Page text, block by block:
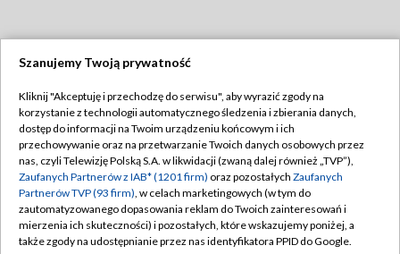
TVP
Abonament TVP
Emisja w TVP
Centrum informacji TVP
Naziemna Telewizja Cyfrowa
Regulamin TVP
Polityka prywatności
Moje zgody
Pomoc
Szanujemy Twoją prywatność
Kliknij "Akceptuję i przechodzę do serwisu", aby wyrazić zgody na
korzystanie z technologii automatycznego śledzenia i zbierania danych,
dostęp do informacji na Twoim urządzeniu końcowym i ich
przechowywanie oraz na przetwarzanie Twoich danych osobowych przez
nas, czyli Telewizję Polską S.A. w likwidacji (zwaną dalej również „TVP”),
Zaufanych Partnerów z IAB* (1201 firm) oraz pozostałych Zaufanych
Partnerów TVP (93 firm), w celach marketingowych (w tym do
zautomatyzowanego dopasowania reklam do Twoich zainteresowań i
mierzenia ich skuteczności) i pozostałych, które wskazujemy poniżej, a
także zgody na udostępnianie przez nas identyfikatora PPID do Google.